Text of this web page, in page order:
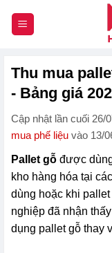
đến
Thu mua
- Bảng giá
Cập nhật lần cuối 26/
mua phế liệuvào 13/
Pallet gỗđược
kho hàng hóa tại
dùng hoặc khi
nghiệp đã nhận
dụng pallet gỗ thay